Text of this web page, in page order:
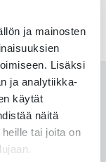
ja mainosten
Lisäksi
ja analytiikka-
käytät
näitä
tai joita on